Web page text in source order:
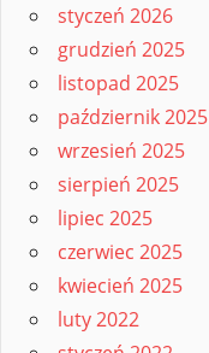
styczeń 2026
grudzień 2025
listopad 2025
październik 2025
wrzesień 2025
sierpień 2025
lipiec 2025
czerwiec 2025
kwiecień 2025
luty 2022